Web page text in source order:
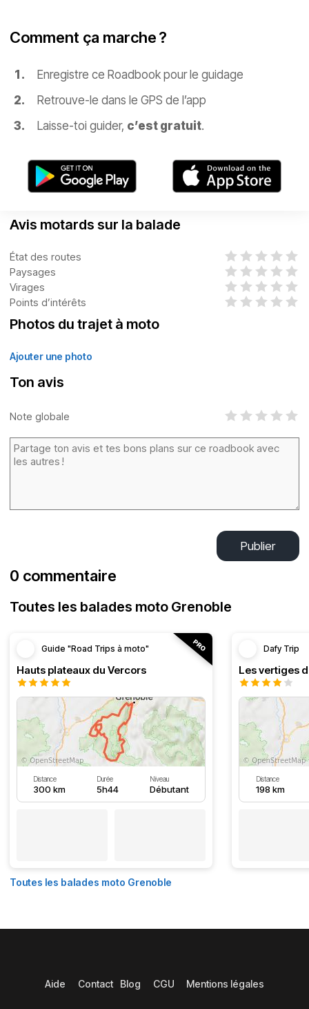
Comment ça marche ?
Enregistre ce Roadbook pour le guidage
Retrouve-le dans le GPS de l’app
Laisse-toi guider, c’est gratuit.
Avis motards sur la balade
État des routes
Paysages
Virages
Points d’intérêts
Photos du trajet à moto
Ajouter une photo
Ton avis
Note globale
Publier
0 commentaire
Toutes les balades moto Grenoble
Guide "Road Trips à moto"
Hauts plateaux du Vercors
Distance
300 km
Durée
5h44
Niveau
Débutant
Dafy Trip
Les vertiges
Distance
198 km
Toutes les balades moto Grenoble
Aide Contact Blog CGU Mentions légales